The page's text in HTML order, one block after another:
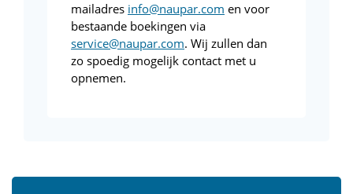
mailadres info@naupar.com en voor
bestaande boekingen via
service@naupar.com. Wij zullen dan
zo spoedig mogelijk contact met u
opnemen.